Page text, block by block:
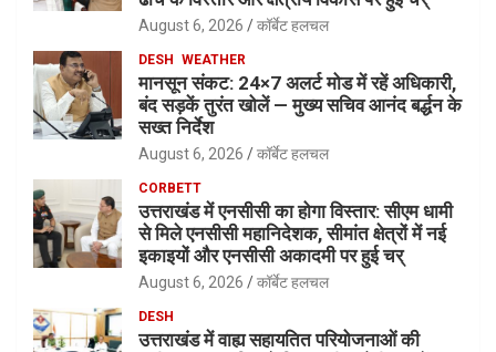
August 6, 2026 कॉर्बेट हलचल
DESH WEATHER
मानसून संकट: 24×7 अलर्ट मोड में रहें अधिकारी,
बंद सड़कें तुरंत खोलें — मुख्य सचिव आनंद बर्द्धन के
सख्त निर्देश
August 6, 2026 कॉर्बेट हलचल
CORBETT
उत्तराखंड में एनसीसी का होगा विस्तार: सीएम धामी
से मिले एनसीसी महानिदेशक, सीमांत क्षेत्रों में नई
इकाइयों और एनसीसी अकादमी पर हुई चर्
August 6, 2026 कॉर्बेट हलचल
DESH
उत्तराखंड में वाह्य सहायतित परियोजनाओं की